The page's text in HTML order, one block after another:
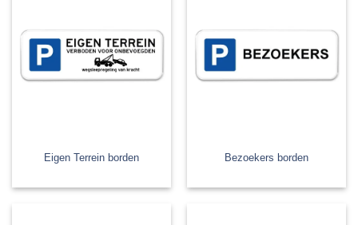
Eigen Terrein borden Bezoekers borden